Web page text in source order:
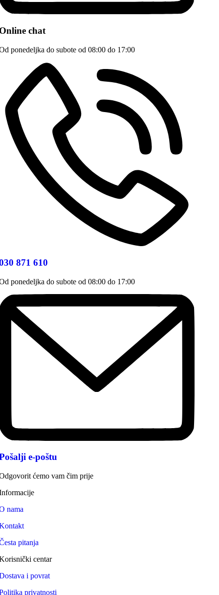
chat
ponedeljka do subote od 08:00 do 17:00
871 610
ponedeljka do subote od 08:00 do 17:00
e-poštu
ćemo vam čim prije
nama
pitanja
centar
i povrat
privatnosti